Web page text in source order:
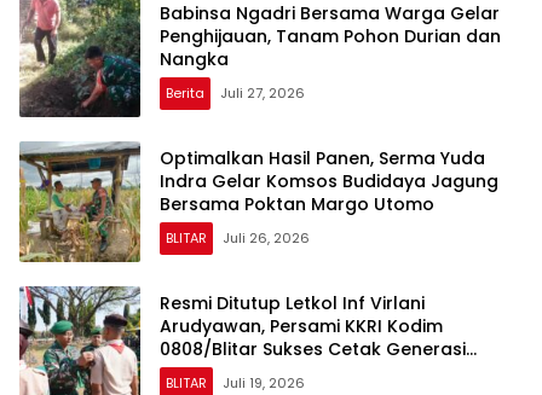
Babinsa Ngadri Bersama Warga Gelar
Penghijauan, Tanam Pohon Durian dan
Nangka
Berita Juli 27, 2026
Optimalkan Hasil Panen, Serma Yuda
Indra Gelar Komsos Budidaya Jagung
Bersama Poktan Margo Utomo
BLITAR Juli 26, 2026
Resmi Ditutup Letkol Inf Virlani
Arudyawan, Persami KKRI Kodim
0808/Blitar Sukses Cetak Generasi
Berkarakter
BLITAR Juli 19, 2026